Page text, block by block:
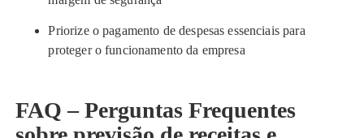
Priorize o pagamento de despesas essenciais para
proteger o funcionamento da empresa
FAQ – Perguntas Frequentes